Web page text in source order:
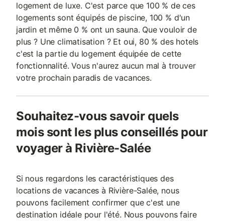
logement de luxe. C'est parce que 100 % de ces
logements sont équipés de piscine, 100 % d'un
jardin et même 0 % ont un sauna. Que vouloir de
plus ? Une climatisation ? Et oui, 80 % des hotels
c'est la partie du logement équipée de cette
fonctionnalité. Vous n'aurez aucun mal à trouver
votre prochain paradis de vacances.
Souhaitez-vous savoir quels
mois sont les plus conseillés pour
voyager à Rivière-Salée
Si nous regardons les caractéristiques des
locations de vacances à Rivière-Salée, nous
pouvons facilement confirmer que c'est une
destination idéale pour l'été. Nous pouvons faire